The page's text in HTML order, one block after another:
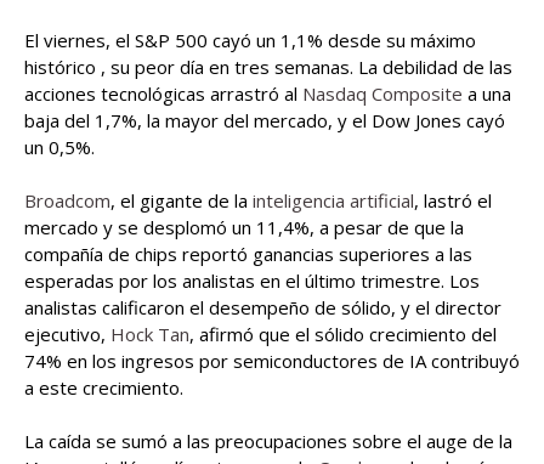
El viernes, el S&P 500 cayó un 1,1% desde su máximo
histórico , su peor día en tres semanas. La debilidad de las
acciones tecnológicas arrastró al Nasdaq Composite a una
baja del 1,7%, la mayor del mercado, y el Dow Jones cayó
un 0,5%.
Broadcom, el gigante de la inteligencia artificial, lastró el
mercado y se desplomó un 11,4%, a pesar de que la
compañía de chips reportó ganancias superiores a las
esperadas por los analistas en el último trimestre. Los
analistas calificaron el desempeño de sólido, y el director
ejecutivo, Hock Tan, afirmó que el sólido crecimiento del
74% en los ingresos por semiconductores de IA contribuyó
a este crecimiento.
La caída se sumó a las preocupaciones sobre el auge de la